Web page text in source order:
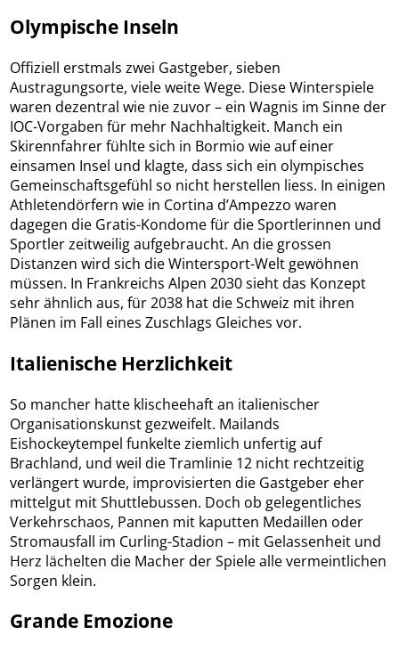
Olympische Inseln
Offiziell erstmals zwei Gastgeber, sieben
Austragungsorte, viele weite Wege. Diese Winterspiele
waren dezentral wie nie zuvor – ein Wagnis im Sinne der
IOC-Vorgaben für mehr Nachhaltigkeit. Manch ein
Skirennfahrer fühlte sich in Bormio wie auf einer
einsamen Insel und klagte, dass sich ein olympisches
Gemeinschaftsgefühl so nicht herstellen liess. In einigen
Athletendörfern wie in Cortina d’Ampezzo waren
dagegen die Gratis-Kondome für die Sportlerinnen und
Sportler zeitweilig aufgebraucht. An die grossen
Distanzen wird sich die Wintersport-Welt gewöhnen
müssen. In Frankreichs Alpen 2030 sieht das Konzept
sehr ähnlich aus, für 2038 hat die Schweiz mit ihren
Plänen im Fall eines Zuschlags Gleiches vor.
Italienische Herzlichkeit
So mancher hatte klischeehaft an italienischer
Organisationskunst gezweifelt. Mailands
Eishockeytempel funkelte ziemlich unfertig auf
Brachland, und weil die Tramlinie 12 nicht rechtzeitig
verlängert wurde, improvisierten die Gastgeber eher
mittelgut mit Shuttlebussen. Doch ob gelegentliches
Verkehrschaos, Pannen mit kaputten Medaillen oder
Stromausfall im Curling-Stadion – mit Gelassenheit und
Herz lächelten die Macher der Spiele alle vermeintlichen
Sorgen klein.
Grande Emozione